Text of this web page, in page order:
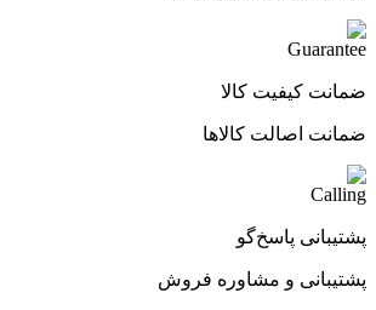
ضمانت کیفیت کالا
ضمانت اصالت کالاها
پشتیبانی پاسخ‌گو
پشتیبانی و مشاوره فروش